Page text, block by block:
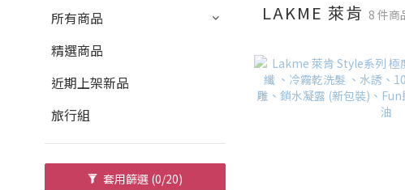
所有商品
精選商品
近期上架新品
旅行組
套用篩選 (0/20)
LAKME 萊肯 8 件商